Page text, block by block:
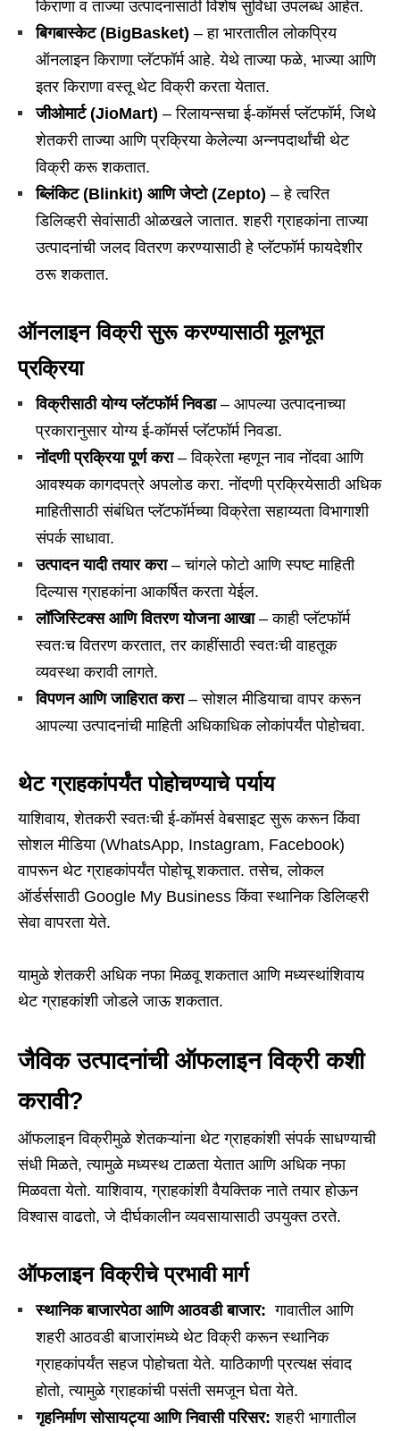
किराणा व ताज्या उत्पादनांसाठी विशेष सुविधा उपलब्ध आहेत.
बिगबास्केट (BigBasket) – हा भारतातील लोकप्रिय
ऑनलाइन किराणा प्लॅटफॉर्म आहे. येथे ताज्या फळे, भाज्या आणि
इतर किराणा वस्तू थेट विक्री करता येतात.
जीओमार्ट (JioMart) – रिलायन्सचा ई-कॉमर्स प्लॅटफॉर्म, जिथे
शेतकरी ताज्या आणि प्रक्रिया केलेल्या अन्नपदार्थांची थेट
विक्री करू शकतात.
ब्लिंकिट (Blinkit) आणि जेप्टो (Zepto) – हे त्वरित
डिलिव्हरी सेवांसाठी ओळखले जातात. शहरी ग्राहकांना ताज्या
उत्पादनांची जलद वितरण करण्यासाठी हे प्लॅटफॉर्म फायदेशीर
ठरू शकतात.
ऑनलाइन विक्री सुरू करण्यासाठी मूलभूत
प्रक्रिया
विक्रीसाठी योग्य प्लॅटफॉर्म निवडा– आपल्या उत्पादनाच्या
प्रकारानुसार योग्य ई-कॉमर्स प्लॅटफॉर्म निवडा.
नोंदणी प्रक्रिया पूर्ण करा– विक्रेता म्हणून नाव नोंदवा आणि
आवश्यक कागदपत्रे अपलोड करा. नोंदणी प्रक्रियेसाठी अधिक
माहितीसाठी संबंधित प्लॅटफॉर्मच्या विक्रेता सहाय्यता विभागाशी
संपर्क साधावा.
उत्पादन यादी तयार करा– चांगले फोटो आणि स्पष्ट माहिती
दिल्यास ग्राहकांना आकर्षित करता येईल.
लॉजिस्टिक्स आणि वितरण योजना आखा– काही प्लॅटफॉर्म
स्वतःच वितरण करतात, तर काहींसाठी स्वतःची वाहतूक
व्यवस्था करावी लागते.
विपणन आणि जाहिरात करा– सोशल मीडियाचा वापर करून
आपल्या उत्पादनांची माहिती अधिकाधिक लोकांपर्यंत पोहोचवा.
थेट ग्राहकांपर्यंत पोहोचण्याचे पर्याय
याशिवाय, शेतकरी स्वतःची ई-कॉमर्स वेबसाइट सुरू करून किंवा
सोशल मीडिया (WhatsApp, Instagram, Facebook)
वापरून थेट ग्राहकांपर्यंत पोहोचू शकतात. तसेच, लोकल
ऑर्डर्ससाठी Google My Business किंवा स्थानिक डिलिव्हरी
सेवा वापरता येते.
यामुळे शेतकरी अधिक नफा मिळवू शकतात आणि मध्यस्थांशिवाय
थेट ग्राहकांशी जोडले जाऊ शकतात.
जैविक उत्पादनांची ऑफलाइन विक्री कशी
करावी?
ऑफलाइन विक्रीमुळे शेतकऱ्यांना थेट ग्राहकांशी संपर्क साधण्याची
संधी मिळते, त्यामुळे मध्यस्थ टाळता येतात आणि अधिक नफा
मिळवता येतो. याशिवाय, ग्राहकांशी वैयक्तिक नाते तयार होऊन
विश्वास वाढतो, जे दीर्घकालीन व्यवसायासाठी उपयुक्त ठरते.
ऑफलाइन विक्रीचे प्रभावी मार्ग
स्थानिक बाजारपेठा आणि आठवडी बाजार: गावातील आणि
शहरी आठवडी बाजारांमध्ये थेट विक्री करून स्थानिक
ग्राहकांपर्यंत सहज पोहोचता येते. याठिकाणी प्रत्यक्ष संवाद
होतो, त्यामुळे ग्राहकांची पसंती समजून घेता येते.
गृहनिर्माण सोसायट्या आणि निवासी परिसर: शहरी भागातील